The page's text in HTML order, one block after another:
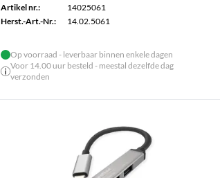
Artikel nr.:
14025061
Herst.-Art.-Nr.:
14.02.5061
Op voorraad - leverbaar binnen enkele dagen
Voor 14.00 uur besteld - meestal dezelfde dag
verzonden